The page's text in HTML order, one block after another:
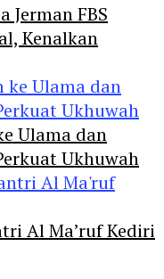
Jerman FBS
Kenalkan
Ulama dan
Ukhuwah
Al Ma’ruf Kediri